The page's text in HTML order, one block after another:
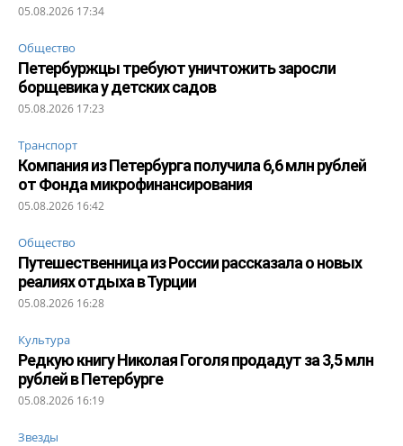
05.08.2026 17:34
Общество
Петербуржцы требуют уничтожить заросли
борщевика у детских садов
05.08.2026 17:23
Транспорт
Компания из Петербурга получила 6,6 млн рублей
от Фонда микрофинансирования
05.08.2026 16:42
Общество
Путешественница из России рассказала о новых
реалиях отдыха в Турции
05.08.2026 16:28
Культура
Редкую книгу Николая Гоголя продадут за 3,5 млн
рублей в Петербурге
05.08.2026 16:19
Звезды